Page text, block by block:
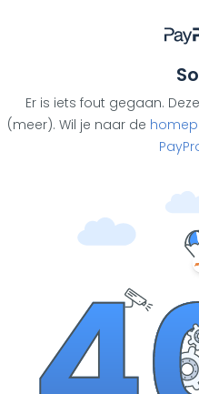
Er is iets fout gegaan.
(meer). Wil je naar de